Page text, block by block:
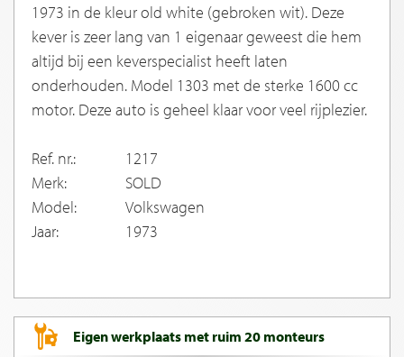
1973 in de kleur old white (gebroken wit). Deze
kever is zeer lang van 1 eigenaar geweest die hem
altijd bij een keverspecialist heeft laten
onderhouden. Model 1303 met de sterke 1600 cc
motor. Deze auto is geheel klaar voor veel rijplezier.
Ref. nr.:
1217
Merk:
SOLD
Model:
Volkswagen
Jaar:
1973
Eigen werkplaats met ruim 20 monteurs